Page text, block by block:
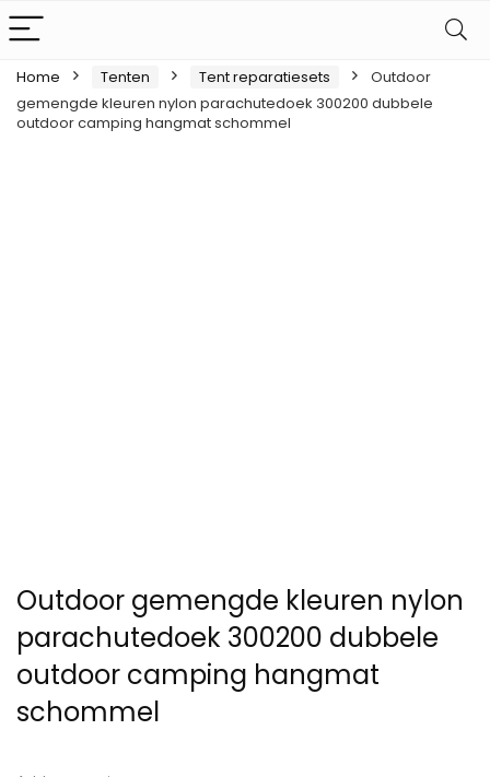
Home Tenten Tent reparatiesets
Outdoor
gemengde kleuren nylon parachutedoek 300200 dubbele
outdoor camping hangmat schommel
Outdoor gemengde kleuren nylon
parachutedoek 300200 dubbele
outdoor camping hangmat
schommel